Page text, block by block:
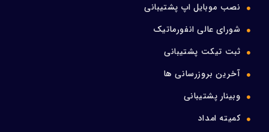
نصب موبایل اپ پشتیبانی
شورای عالی انفورماتیک
ثبت تیکت پشتیبانی
آخرین بروزرسانی ها
وبینار پشتیبانی
کمیته امداد